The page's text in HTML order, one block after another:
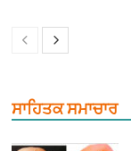
ਸਾਹਿਤਕ ਸਮਾਚਾਰ